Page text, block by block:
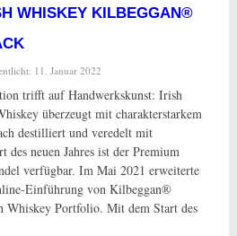
WHISKEY KILBEGGAN®
11. Januar 2022
trifft auf Handwerkskunst: Irish
überzeugt mit charakterstarkem
destilliert und veredelt mit
neuen Jahres ist der Premium
verfügbar. Im Mai 2021 erweiterte
Einführung von Kilbeggan®
Whiskey Portfolio. Mit dem Start des